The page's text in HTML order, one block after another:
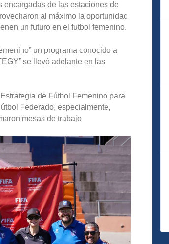
encargadas de las estaciones de
al máximo la oportunidad
un futuro en el futbol femenino.
un programa conocido a
se llevó adelante en las
de Fútbol Femenino para
Federado, especialmente,
mesas de trabajo